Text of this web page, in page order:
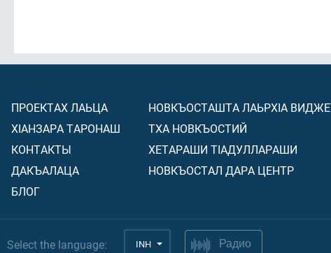
ПРОЕКТАХ ЛАЬЦА
ХIАНЗАРА ТАРОНАШ
КОНТАКТЫ
ДАКЪАЛАЦА
БЛОГ
НОВКЪОСТАШТА ЛАЬРХIА
ТХА НОВКЪОСТИЙ
ХЕТАРАШИ ТIАДУЛЛАРАШИ
НОВКЪОСТАЛ ДАРА ЦЕНТР
Select the language: INH Радио